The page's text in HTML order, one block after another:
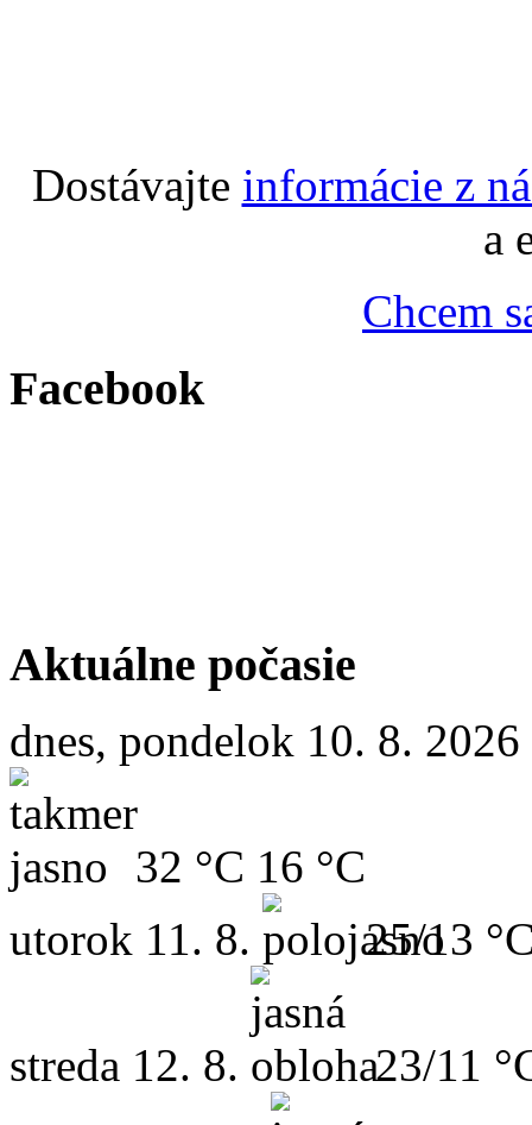
Dostávajte informácie z
a
Chcem
Facebook
Aktuálne počasie
dnes, pondelok 10. 8. 2026
32 °C 16 °C
utorok 11. 8. 25/13
streda 12. 8. 23/11